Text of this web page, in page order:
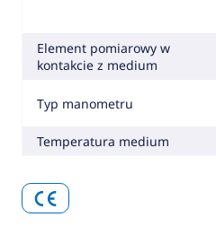
Element pomiarowy w
kontakcie z medium
Typ manometru
Temperatura medium